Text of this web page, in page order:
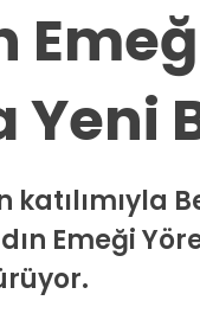
katılımıyla
Emeği